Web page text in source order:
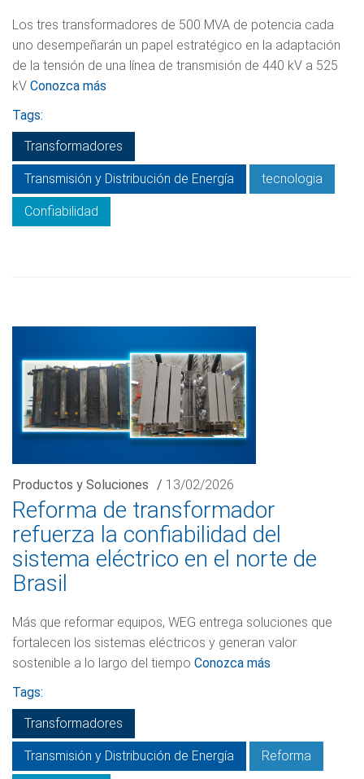
Los tres transformadores de 500 MVA de potencia cada
uno desempeñarán un papel estratégico en la adaptación
de la tensión de una línea de transmisión de 440 kV a 525
kV Conozca más
Tags:
Transformadores
Transmisión y Distribución de Energía tecnologia
Confiabilidad
Productos y Soluciones / 13/02/2026
Reforma de transformador
refuerza la confiabilidad del
sistema eléctrico en el norte de
Brasil
Más que reformar equipos, WEG entrega soluciones que
fortalecen los sistemas eléctricos y generan valor
sostenible a lo largo del tiempo Conozca más
Tags:
Transformadores
Transmisión y Distribución de Energía Reforma